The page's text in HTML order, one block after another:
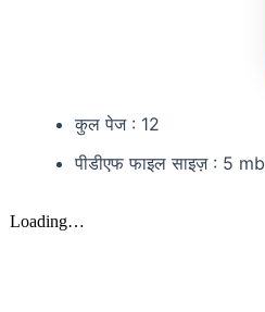
कुल पेज : 12
पीडीएफ फाइल साइज़ : 5 mb